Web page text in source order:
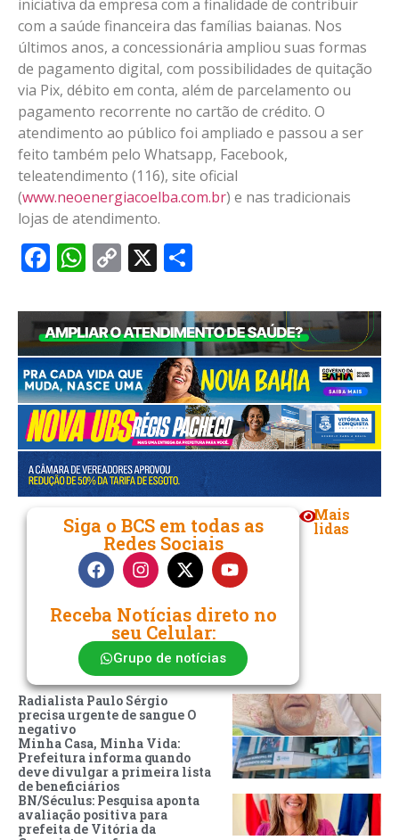
iniciativa da empresa com a finalidade de contribuir
com a saúde financeira das famílias baianas. Nos
últimos anos, a concessionária ampliou suas formas
de pagamento digital, com possibilidades de quitação
via Pix, débito em conta, além de parcelamento ou
pagamento recorrente no cartão de crédito. O
atendimento ao público foi ampliado e passou a ser
feito também pelo Whatsapp, Facebook,
teleatendimento (116), site oficial
(www.neoenergiacoelba.com.br) e nas tradicionais
lojas de atendimento.
Facebook
WhatsApp
Copy
X
Siga o BCS em todas as
Redes Sociais
Receba Notícias direto no
seu Celular:
Grupo de notícias
Mais
lidas
Radialista Paulo Sérgio
precisa urgente de sangue O
negativo
Minha Casa, Minha Vida:
Prefeitura informa quando
deve divulgar a primeira lista
de beneficiários
BN/Séculus: Pesquisa aponta
avaliação positiva para
prefeita de Vitória da